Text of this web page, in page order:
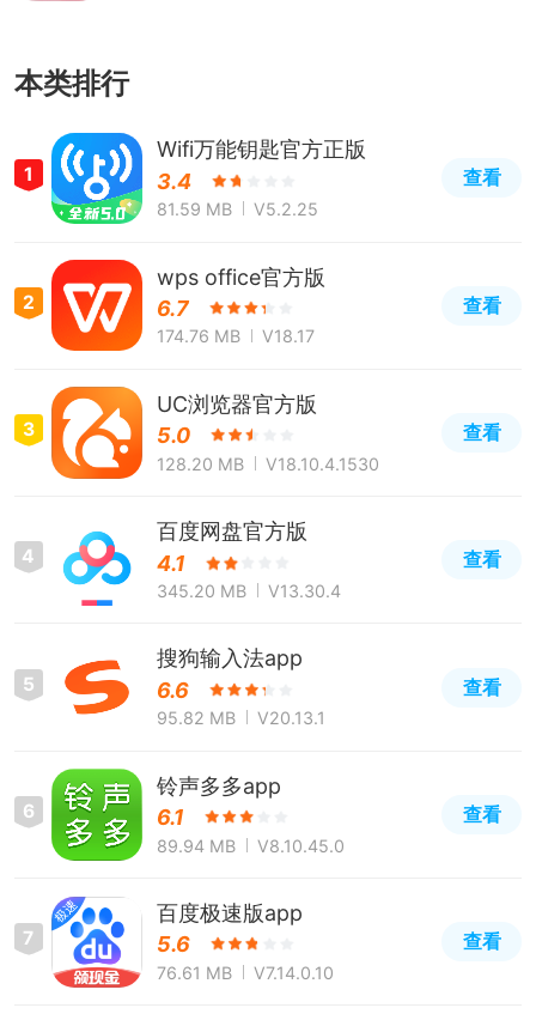
本类排行
1
Wifi万能钥匙官方正版
3.4
81.59 MB V5.2.25
查看
2
wps office官方版
6.7
174.76 MB V18.17
查看
3
UC浏览器官方版
5.0
128.20 MB V18.10.4.1530
查看
4
百度网盘官方版
4.1
345.20 MB V13.30.4
查看
5
搜狗输入法app
6.6
95.82 MB V20.13.1
查看
6
铃声多多app
6.1
89.94 MB V8.10.45.0
查看
7
百度极速版app
5.6
76.61 MB V7.14.0.10
查看